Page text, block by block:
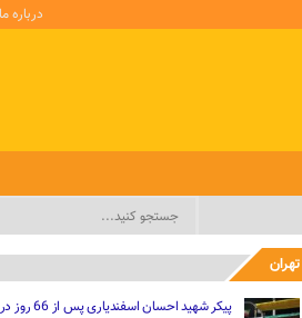
درباره ما
تهران
پیکر شهید احسان